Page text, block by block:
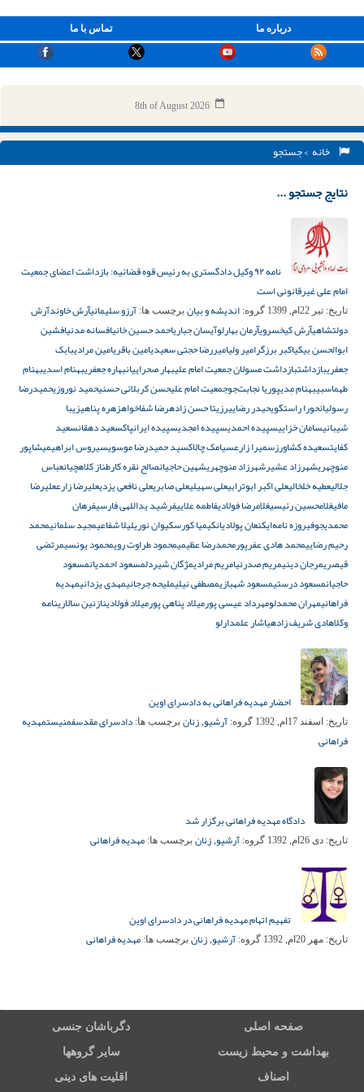
تماس با ما درباره ما
8th of August 2026
خانه > جستجو
نتایج جستجو ...
نامه ‏۹۲ وکیل دادگستری به رئیس قوه قضائیه: بازداشت اعضای جمعیت
امام علی غیرقانونی است
تاریخ: تیر 22ام, 1399 گروه: اندیشه و بیان برچسب ها: آرزو سلیمانیآرش خاوندآرش
دولتشاهیآرش کیخسرویآرمان بهارلوآیسان جباریاحمد حسین خانیافسانه مدنیافشین
ابوالحسن بیکیاکبر برزگرامیر ولیامیررضا حجتی سعیدیامین باقریامین مرادیبابک
جعفریبازداشتبازداشت مسولان جمعیت امام علیبهار صحراییانبهاره جعفریبهنام اسدیبهنام
طهماسبیبهنام مِدیپوریا نجابت‌جوجمعیت امام علیحسن کربلائی حسنیحمید نوروزیحمیدرضا
رسولیانحورا راستگویحیدر رضاییرزیتا حسن زادهرضا شفاخواهزهره پناهیزیبا
شیبانیسامان خزاییسپیده احمدیسپیده امجدیسپیده ایرانپاکسعید دهقانسعید
کفایتسعیده کشاورزسمیرا زارعسیامک چالاکسید حمیدرضا موسویسیروس ابراهیمیشاپور
منوچهریشهرزاد عشیرشهرزاد منوچهریشهین حاجیانصالح نقره کارطناز کلاهچیانعباس
جلالیعطیه خلخالیعلی اکبر ابوترابیعلی سهیلیعلی صابریعلی نافعی یزدیعلیرضا زارععلیرضا
مافیغلامحسین رئیسیغلامرضا فولادیفاطمه علاییفرشید یداللهی فارسیفرهان
محمدیجوفیروزه نامه‌ایکنعان پولادیانکیمیا کورسکیوان نوریلیلا شفاعیمجید سلمانیمحمد
رحیم رضاییمحمد هادی عفرپورمحمدرضا عظیمیمحمود طراوت رویمحمود یونسیمرتضی
قیصریمرجان دینیمریم صدرنیامریم مرادیمژگان شیردلمسعود احمدیانمسعود
حاجیانمسعود درستیمسعود شهبازیمصطفی نیلیملیحه جرجانیمهدی یزدانیمهدیه
فراهانیمهران محمدلومهرداد عیسی پورمیلاد پناهی پورمیلاد فولادینازنین سالارینامه
وکلاهادی شریف زادهیاشار علمدارلو
احضار مهدیه فراهانی به دادسرای اوین
تاریخ: اسفند 17ام, 1392 گروه: آرشیو, زنان برچسب ها: دادسرای مقدسفمنیستمهدیه
فراهانی
دادگاه مهدیه فراهانی برگزار شد
تاریخ: دی 26ام, 1392 گروه: آرشیو, زنان برچسب ها: مهدیه فراهانی
تفهیم اتهام مهدیه فراهانی در دادسرای اوین
تاریخ: مهر 20ام, 1392 گروه: آرشیو, زنان برچسب ها: مهدیه فراهانی
صفحه اصلی دگرباشان جنسی
بهداشت و محیط زیست سایر گروهها
اصناف اقلیت های دینی